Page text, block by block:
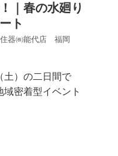
｜春の水廻り
ト
器㈱能代店 福岡
土）の二日間で
密着型イベント